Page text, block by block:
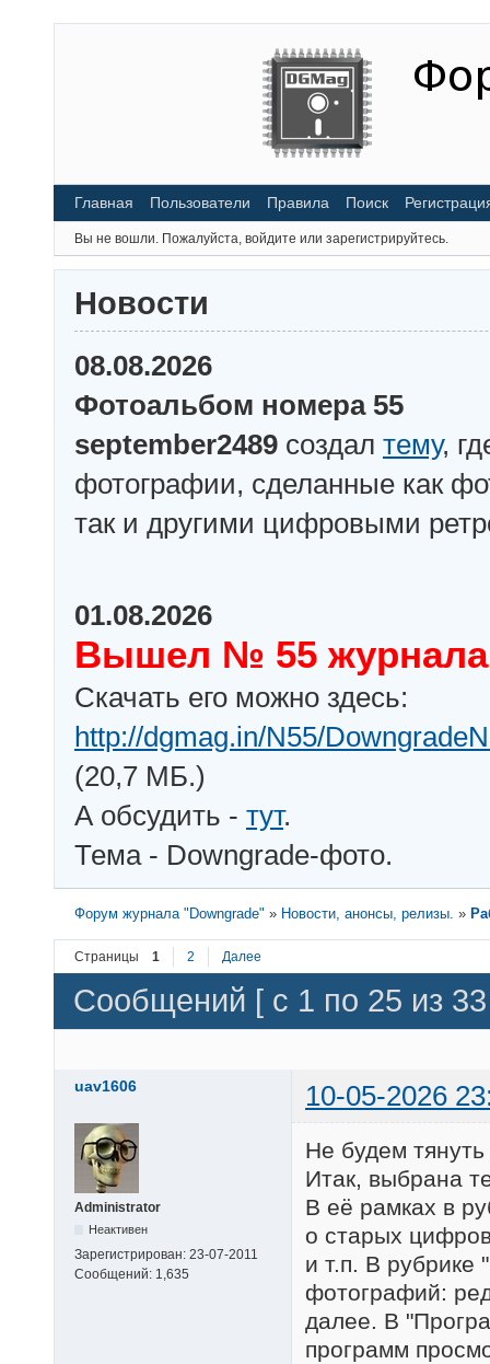
Главная Пользователи Правила Поиск
Вы не вошли. Пожалуйста, войдите или зарегистрируйтесь.
Новости
08.08.2026
Фотоальбом номера 55
september2489 создал тему,
фотографии, сделанные как
так и другими цифровыми
01.08.2026
Вышел № 55 журнала
Скачать его можно здесь:
http://dgmag.in/N55/
(20,7 МБ.)
А обсудить - тут.
Тема - Downgrade-фото.
Форум журнала "Downgrade" » Новости, анонсы, релизы. »
Страницы 1 2 Далее
Сообщений [ с 1 по 25 из
uav1606 10-05-2026
Administrator
Неактивен
Зарегистрирован: 23-07-2011
Сообщений: 1,635
Не будем
Итак, выбрана
В её рамках в
о старых
и т.п. В
фотографий:
далее. В
программ